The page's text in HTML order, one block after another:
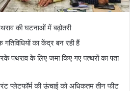
की घटनाओं में बढ़ोतरी
का केंद्र बन रही हैं
पथराव के लिए जमा किए गए पत्थरों का पता
प्लेटफॉर्म की ऊंचाई को अधिकतम तीन फीट